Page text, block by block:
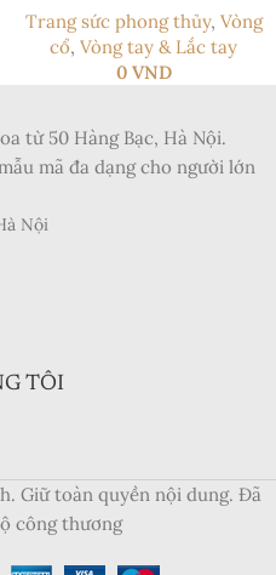
Trang sức phong thủy, Vòng
cổ, Vòng tay & Lắc tay
0 VND
từ 50 Hàng Bạc, Hà Nội.
mã đa dạng cho người lớn
Nội
TÔI
Giữ toàn quyền nội dung. Đã
công thương